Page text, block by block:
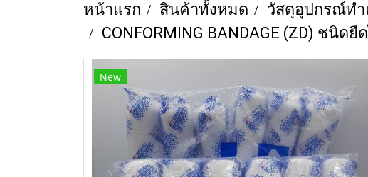
หน้าแรก สินค้าทั้งหมด วัสดุอุปกรณ์ทำ
CONFORMING BANDAGE (ZD) ชนิด
New